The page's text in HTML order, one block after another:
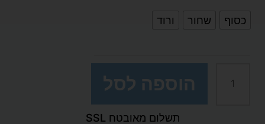
כסוף שחור ורוד
הוספה לסל
תשלום מאובטח SSL